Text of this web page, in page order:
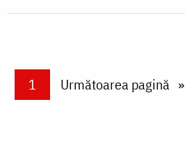
PaginareCurrent page
1 Next page
Următoarea pagină